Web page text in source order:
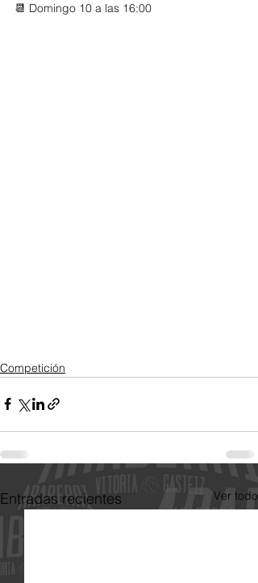
📆 Domingo 10 a las 16:00
Competición
Entradas recientes Ver todo